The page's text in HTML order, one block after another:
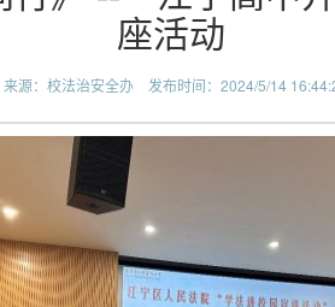
座活动
来源：校法治安全办 发布时间：2024/5/14